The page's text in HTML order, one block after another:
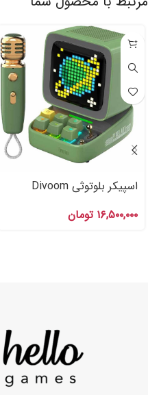
اسپیکر بلوتوثی Divoom
۱۶,۵۰۰,۰۰۰ تومان